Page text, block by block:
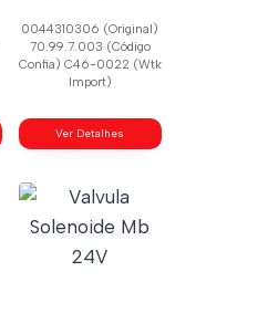
0044310306 (Original)
70.99.7.003 (Código
Confia) C46-0022 (Wtk
Import)
Ver Detalhes